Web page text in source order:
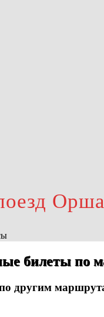
билеты по
другим